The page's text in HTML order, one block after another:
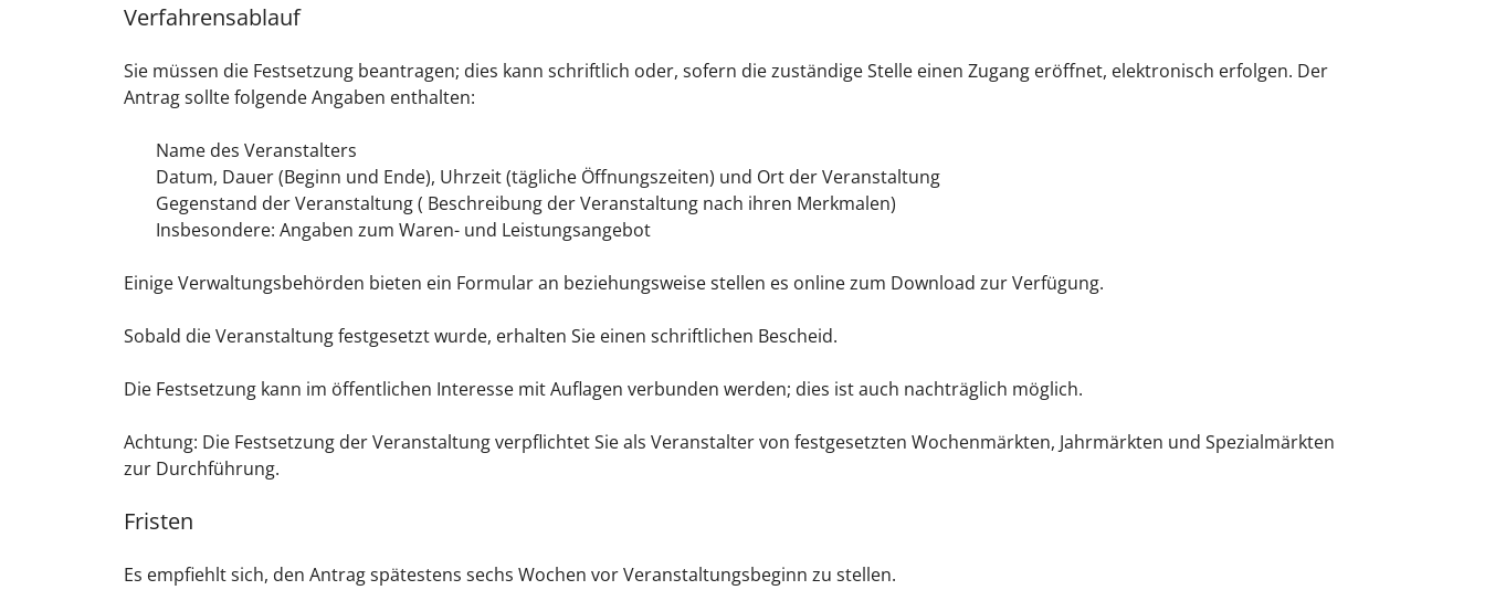
Verfahrensablauf
Sie müssen die Festsetzung beantragen; dies kann schriftlich oder, sofern die zuständige Stelle einen Zugang eröffnet, elektronisch erfolgen. Der
Antrag sollte folgende Angaben enthalten:
Name des Veranstalters
Datum, Dauer (Beginn und Ende), Uhrzeit (tägliche Öffnungszeiten) und Ort der Veranstaltung
Gegenstand der Veranstaltung ( Beschreibung der Veranstaltung nach ihren Merkmalen)
Insbesondere: Angaben zum Waren- und Leistungsangebot
Einige Verwaltungsbehörden bieten ein Formular an beziehungsweise stellen es online zum Download zur Verfügung.
Sobald die Veranstaltung festgesetzt wurde, erhalten Sie einen schriftlichen Bescheid.
Die Festsetzung kann im öffentlichen Interesse mit Auflagen verbunden werden; dies ist auch nachträglich möglich.
Achtung: Die Festsetzung der Veranstaltung verpflichtet Sie als Veranstalter von festgesetzten Wochenmärkten, Jahrmärkten und Spezialmärkten
zur Durchführung.
Fristen
Es empfiehlt sich, den Antrag spätestens sechs Wochen vor Veranstaltungsbeginn zu stellen.